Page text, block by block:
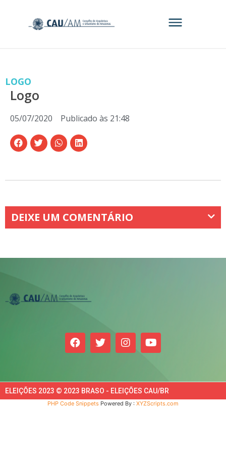
LOGO
Logo
05/07/2020 Publicado às 21:48
DEIXE UM COMENTÁRIO
ELEIÇÕES 2023 © 2023 BRASO - ELEIÇÕES CAU/BR
PHP Code Snippets Powered By : XYZScripts.com